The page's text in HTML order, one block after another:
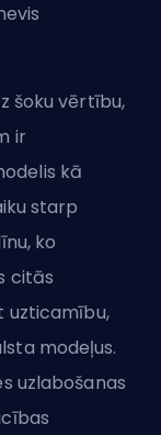
šoku vērtību,
ir
kā
starp
ko
citās
uzticamību,
modeļus.
uzlabošanas